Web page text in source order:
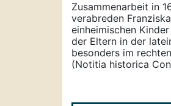
Zusammenarbeit in
verabreden
einheimischen
der Eltern in der
besonders im
(Notitia historica